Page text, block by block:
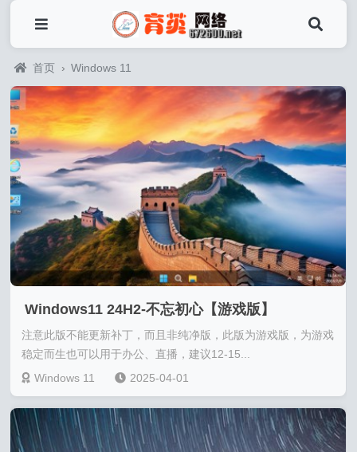
首页 › Windows 11
Windows11 24H2-不忘初心【游戏版】
注意此版不能更新补丁，而且非纯净版，此版为游戏版，为游戏
稳定而生也可以用于办公、直播，建议12-15...
Windows 11
2025-04-01